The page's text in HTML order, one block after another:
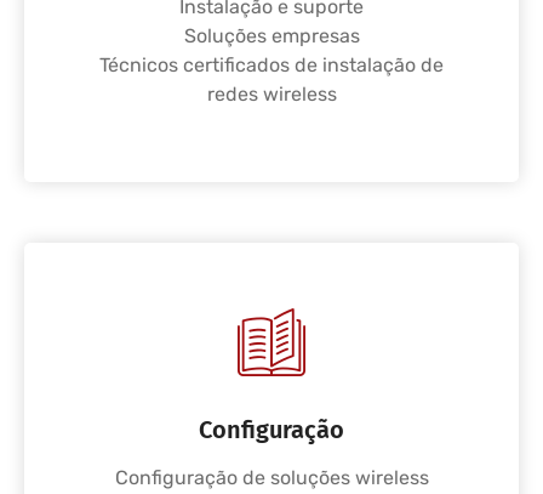
Instalação e suporte
Soluções empresas
Técnicos certificados de instalação de
redes wireless
Configuração
Configuração de soluções wireless